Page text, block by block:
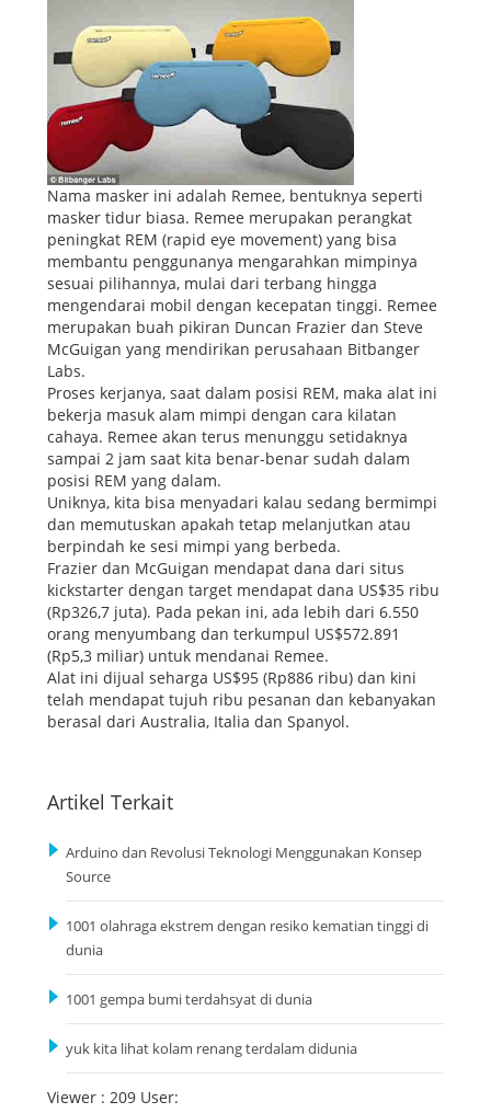
Nama masker ini adalah Remee, bentuknya seperti
masker tidur biasa. Remee merupakan perangkat
peningkat REM (rapid eye movement) yang bisa
membantu penggunanya mengarahkan mimpinya
sesuai pilihannya, mulai dari terbang hingga
mengendarai mobil dengan kecepatan tinggi. Remee
merupakan buah pikiran Duncan Frazier dan Steve
McGuigan yang mendirikan perusahaan Bitbanger
Labs.
Proses kerjanya, saat dalam posisi REM, maka alat ini
bekerja masuk alam mimpi dengan cara kilatan
cahaya. Remee akan terus menunggu setidaknya
sampai 2 jam saat kita benar-benar sudah dalam
posisi REM yang dalam.
Uniknya, kita bisa menyadari kalau sedang bermimpi
dan memutuskan apakah tetap melanjutkan atau
berpindah ke sesi mimpi yang berbeda.
Frazier dan McGuigan mendapat dana dari situs
kickstarter dengan target mendapat dana US$35 ribu
(Rp326,7 juta). Pada pekan ini, ada lebih dari 6.550
orang menyumbang dan terkumpul US$572.891
(Rp5,3 miliar) untuk mendanai Remee.
Alat ini dijual seharga US$95 (Rp886 ribu) dan kini
telah mendapat tujuh ribu pesanan dan kebanyakan
berasal dari Australia, Italia dan Spanyol.
Artikel Terkait
Arduino dan Revolusi Teknologi Menggunakan Konsep
Source
1001 olahraga ekstrem dengan resiko kematian tinggi di
dunia
1001 gempa bumi terdahsyat di dunia
yuk kita lihat kolam renang terdalam didunia
Viewer : 209 User: